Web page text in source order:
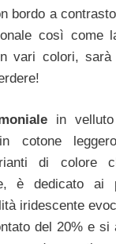
bordo a
così come
vari colori, sarà
in
cotone
di colore
è dedicato ai
iridescente
del 20% e si